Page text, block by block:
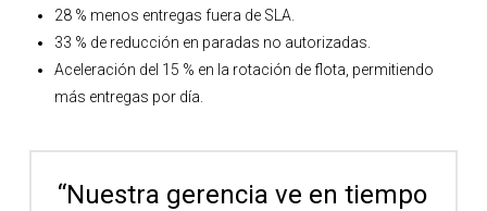
28 % menos entregas fuera de SLA.
33 % de reducción en paradas no autorizadas.
Aceleración del 15 % en la rotación de flota, permitiendo
más entregas por día.
“Nuestra gerencia ve en tiempo